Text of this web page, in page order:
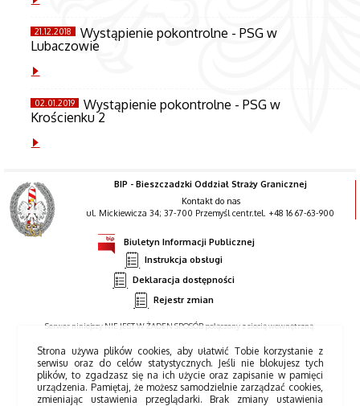
21.12.2018 Wystąpienie pokontrolne - PSG w
Lubaczowie
02.01.2019 Wystąpienie pokontrolne - PSG w
Krościenku 2
BIP - Bieszczadzki Oddział Straży Granicznej
Kontakt do nas
ul. Mickiewicza 34; 37-700 Przemyśl centr.tel. +48 16 67-63-900
Biuletyn Informacji Publicznej
Instrukcja obsługi
Deklaracja dostępności
Rejestr zmian
Serwer niniejszy NIE JEST W ŻADEN SPOSÓB połączony z siecią wewnętrzną.
Strona używa plików cookies, aby ułatwić Tobie korzystanie z
serwisu oraz do celów statystycznych. Jeśli nie blokujesz tych
plików, to zgadzasz się na ich użycie oraz zapisanie w pamięci
urządzenia. Pamiętaj, że możesz samodzielnie zarządzać cookies,
zmieniając ustawienia przeglądarki. Brak zmiany ustawienia